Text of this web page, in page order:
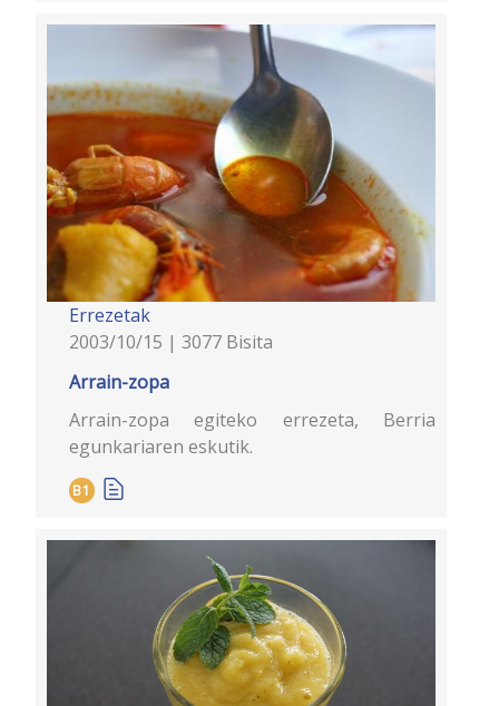
Errezetak
2003/10/15 | 3077 Bisita
Arrain-zopa
Arrain-zopa egiteko errezeta, Berria
egunkariaren eskutik.
B1